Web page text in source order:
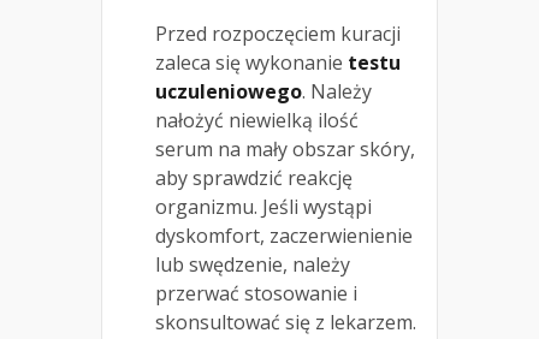
Przed rozpoczęciem kuracji
zaleca się wykonanie testu
uczuleniowego. Należy
nałożyć niewielką ilość
serum na mały obszar skóry,
aby sprawdzić reakcję
organizmu. Jeśli wystąpi
dyskomfort, zaczerwienienie
lub swędzenie, należy
przerwać stosowanie i
skonsultować się z lekarzem.